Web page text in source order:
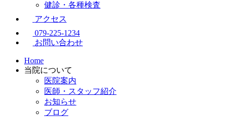
健診・各種検査
アクセス
079-225-1234
お問い合わせ
Home
当院について
医院案内
医師・スタッフ紹介
お知らせ
ブログ